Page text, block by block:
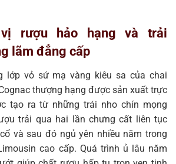
rượu hảo hạng và trải
lãm đẳng cấp
lớp vỏ sứ mạ vàng kiêu sa của chai
thượng hạng được sản xuất trực
tạo ra từ những trái nho chín mọng
trải qua hai lần chưng cất liên tục
và sau đó ngủ yên nhiều năm trong
cao cấp. Quá trình ủ lâu năm